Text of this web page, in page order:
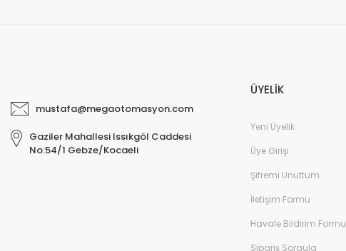
mustafa@megaotomasyon.com
Gaziler Mahallesi Issıkgöl Caddesi
No:54/1 Gebze/Kocaeli
ÜYELİK
Yeni Üyelik
Üye Girişi
Şifremi Unuttum
İletişim Formu
Havale Bildirim Formu
Sipariş Sorgula